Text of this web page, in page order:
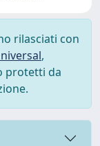
rilasciati con
,
protetti da